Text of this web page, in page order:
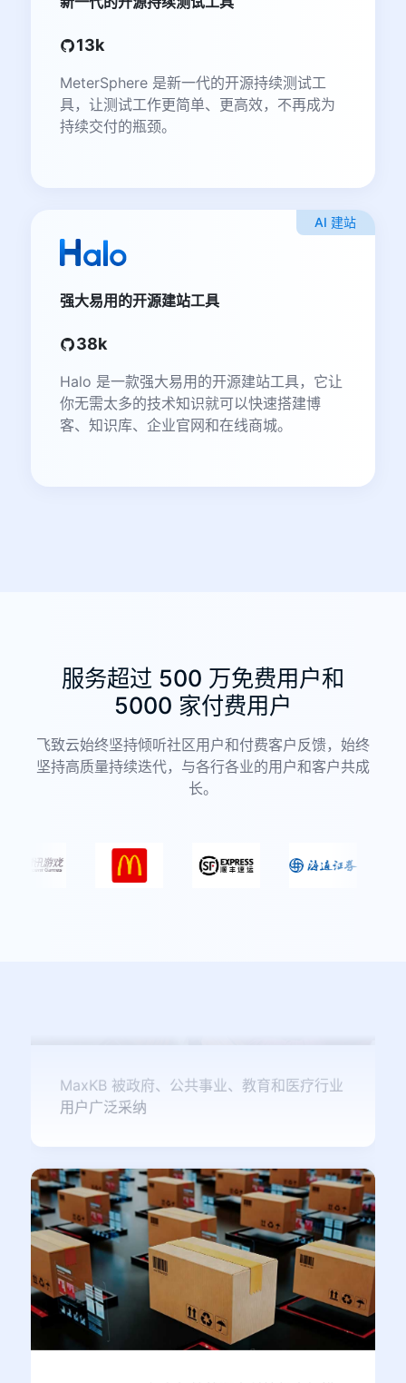
13k
MeterSphere 是新一代的开源持续测试工
具，让测试工作更简单、更高效，不再成为
持续交付的瓶颈。
AI 建站
强大易用的开源建站工具
38k
Halo 是一款强大易用的开源建站工具，它让
你无需太多的技术知识就可以快速搭建博
客、知识库、企业官网和在线商城。
服务超过 500 万免费用户和
5000 家付费用户
飞致云始终坚持倾听社区用户和付费客户反馈，始终
坚持高质量持续迭代，与各行各业的用户和客户共成
长。
JumpServer 堡垒机护航顺丰科技超大规模
资产安全运维